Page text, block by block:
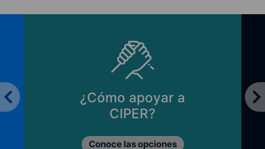
¿Cómo apoyar a
CIPER?
Conoce las opciones